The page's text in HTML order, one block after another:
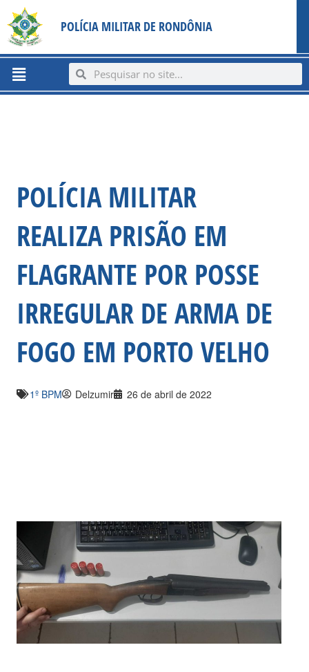
content
para
conteúdo
POLÍCIA MILITAR DE RONDÔNIA
Menu SearchSearch
POLÍCIA MILITAR
REALIZA PRISÃO EM
FLAGRANTE POR POSSE
IRREGULAR DE ARMA DE
FOGO EM PORTO VELHO
1º BPM Delzumir 26 de abril de 2022